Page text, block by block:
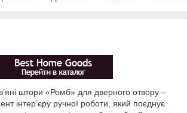
штори «Ромб» для дверного отвору –
інтер’єру ручної роботи, який поєднує